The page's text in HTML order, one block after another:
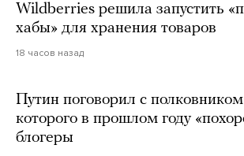
Wildberries решила запустить
хабы» для хранения товаров
18 часов назад
Путин поговорил с
которого в прошлом году
блогеры